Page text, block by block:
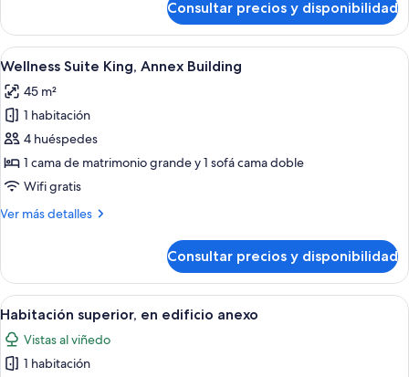
Suite
Queen,
Annex
Consultar precios y disponibilidad
Abrir
todas
las
fotos
de
Wellness
Suite
Annex
Wellness Suite King, Annex Building
7
Wellness Suite King, Annex Building
45 m²
1 habitación
4 huéspedes
1 cama de matrimonio grande y 1 sofá cama doble
Wifi gratis
Ver más detalles
Más
Suite
King,
Annex
Building
Consultar precios y disponibilidad
Abrir
todas
las
fotos
Un dormitorio con una cama grande,
6
Habitación superior, en edificio anexo
Vistas al viñedo
1 habitación